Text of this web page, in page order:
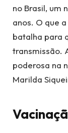
no Brasil, um
anos. O que
batalha para
transmissão.
poderosa na
Marilda